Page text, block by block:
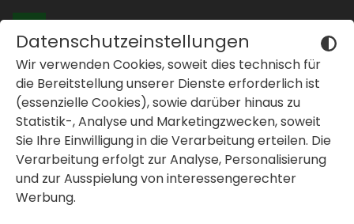
Datenschutzeinstellungen
Wir verwenden Cookies, soweit dies tech­nisch für
die Bereit­stel­lung unserer Dienste erfor­der­lich ist
(essen­zi­elle Cookies), sowie darüber hinaus zu
Statistik-, Analyse und Marke­ting­zwe­cken, soweit
Sie Ihre Einwil­li­gung in die Verar­bei­tung erteilen. Die
Verar­bei­tung erfolgt zur Analyse, Perso­na­li­sie­rung
und zur Ausspie­lung von inter­es­sen­ge­rechter
Werbung.
oder ausblenden
oder ausblenden
Wohnungen in
Graz und der Stei­
er­mark
IhrTraumbezirk
Sie sind auf der Suche nach einer